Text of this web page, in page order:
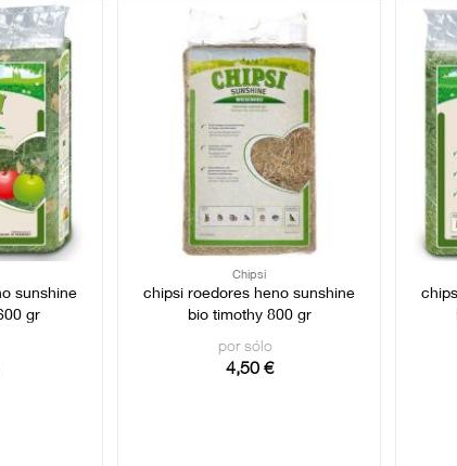
sunshine
gr
Chipsi
chipsi roedores heno sunshine
bio timothy 800 gr
por sólo
4,50 €